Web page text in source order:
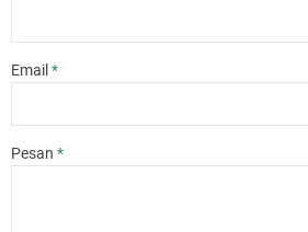
Email *
Pesan *